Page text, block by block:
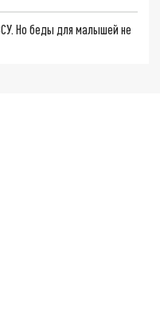
Но беды для малышей не